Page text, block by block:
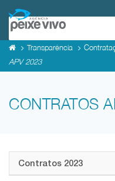
Transparência
APV 2023
CONTRATOS
Contratos 2023